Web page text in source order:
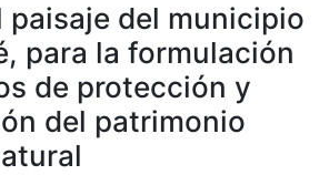
paisaje del municipio
para la formulación
de protección y
del patrimonio